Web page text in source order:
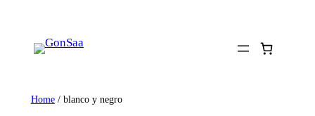
content
Home/ blanco y negro